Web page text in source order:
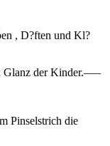
, D?ften und Kl?
Glanz der Kinder.—–
Pinselstrich die